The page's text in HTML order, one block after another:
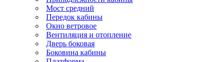
Мост средний
Передок кабины
Окно ветровое
Вентиляция и отопление
Дверь боковая
Боковина кабины